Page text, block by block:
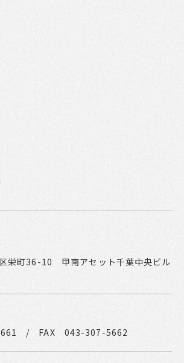
栄町36-10 甲南アセット千葉中央ビル
/ FAX 043-307-5662